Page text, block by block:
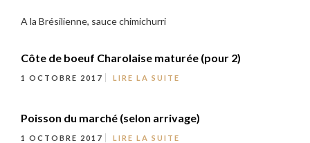
A la Brésilienne, sauce chimichurri
Côte de boeuf Charolaise maturée (pour 2)
1 OCTOBRE 2017 LIRE LA SUITE
Poisson du marché (selon arrivage)
1 OCTOBRE 2017 LIRE LA SUITE